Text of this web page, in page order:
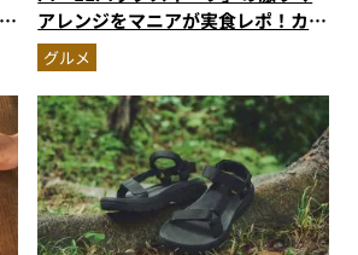
アレンジをマニアが実食レポ！カス
タードプリン、杏仁豆腐…夏休みの
おやつに最強すぎた
グルメ